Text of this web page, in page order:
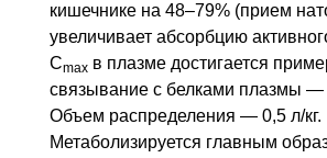
кишечнике на 48–79% (прием
увеличивает абсорбцию
Cmax в плазме достигается
связывание с белками плазмы —
Объем распределения — 0,5 л/кг.
Метаболизируется главным